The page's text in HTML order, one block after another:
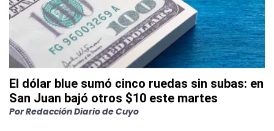
El dólar blue sumó cinco ruedas sin subas: en
San Juan bajó otros $10 este martes
PorRedacción Diario de Cuyo